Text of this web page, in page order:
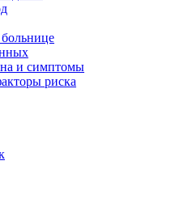
и симптомы
риска